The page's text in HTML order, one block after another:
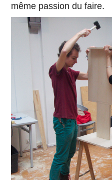
même passion du faire.